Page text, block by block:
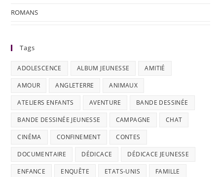
ROMANS
Tags
ADOLESCENCE ALBUM JEUNESSE AMITIÉ
AMOUR ANGLETERRE ANIMAUX
ATELIERS ENFANTS AVENTURE BANDE DESSINÉE
BANDE DESSINÉE JEUNESSE CAMPAGNE CHAT
CINÉMA CONFINEMENT CONTES
DOCUMENTAIRE DÉDICACE DÉDICACE JEUNESSE
ENFANCE ENQUÊTE ETATS-UNIS FAMILLE